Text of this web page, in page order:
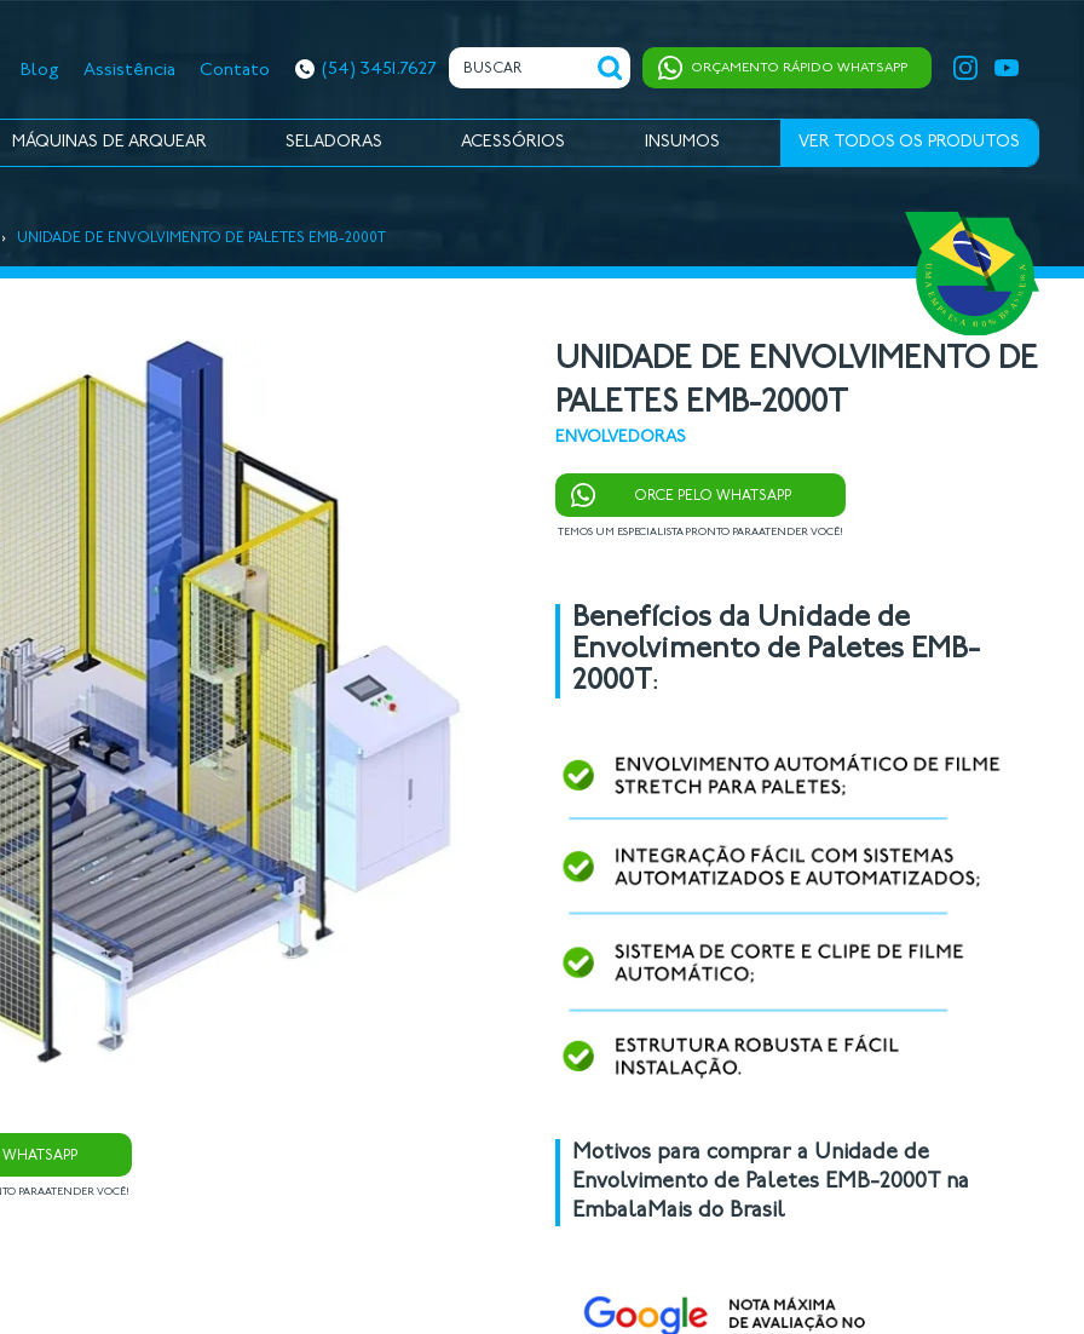
Blog Assistência Contato (54) 3451.7627 ORÇAMENTO RÁPIDO WHATSAPP
MÁQUINAS DE ARQUEAR SELADORAS ACESSÓRIOS INSUMOS VER TODOS OS PRODUTOS
› UNIDADE DE ENVOLVIMENTO DE PALETES EMB-2000T
UNIDADE DE ENVOLVIMENTO DE
PALETES EMB-2000T
ENVOLVEDORAS
ORCE PELO WHATSAPP
TEMOS UM ESPECIALISTA PRONTO PARA ATENDER VOCÊ!
Benefícios da Unidade de
Envolvimento de Paletes EMB-
2000T :
Motivos para comprar a Unidade de
Envolvimento de Paletes EMB-2000T na
EmbalaMais do Brasil
PARA ATENDER VOCÊ!